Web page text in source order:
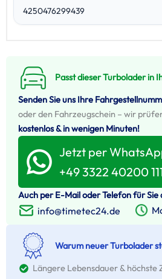
4250476299439
Passt dieser Turbolader in
Senden Sie uns Ihre
oder den Fahrzeugschein – wir
kostenlos & in wenigen Minuten!
Jetzt per
+49 3322 40200
Auch per E-Mail oder Telefon für Sie
info@timetec24.de
Warum neuer Turbolader
Längere Lebensdauer & höchste